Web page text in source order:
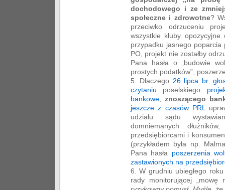
dochodowego i ze
społeczne i zdrowotne?
przeciwko odrzuceniu
wszystkie kluby opozycyjne
przypadku jasnego poparcia
PO, projekt nie zostałby
Pana hasła o „budowie
prostych podatków”,
5. Dlaczego 26 lipca br.
czytaniu poselskiego
bankowe ,znoszącego
jeszcze z czasów PRL
udziału sądu
domniemanych
przedsiębiorcami i
(przykładem była np.
Pana hasła poszerzenia
zastawionych na
6. W grudniu ubiegłego
rady monitorującej „mowę